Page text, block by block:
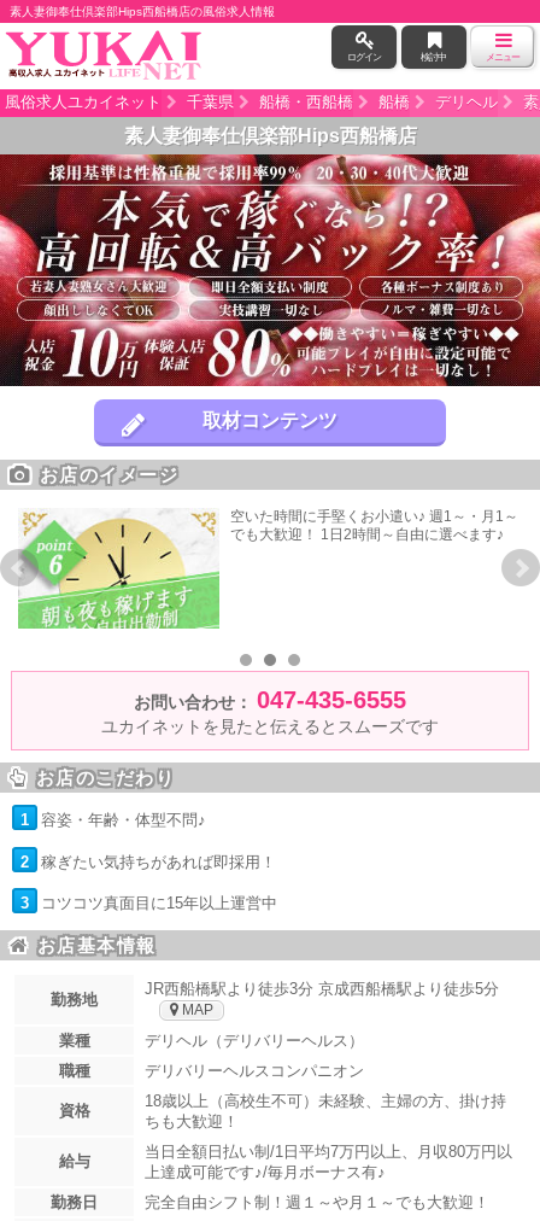
素人妻御奉仕倶楽部Hips西船橋店の風俗求人情報
ログイン 検討中 メニュー
風俗求人ユカイネット 千葉県 船橋・西船橋 船橋 デリヘル
素人妻御奉仕倶楽部Hips西船橋店
取材コンテンツ
お店のイメージ
空いた時間に手堅くお小遣い♪ 週1～・月1～
でも大歓迎！ 1日2時間～自由に選べます♪
お問い合わせ： 047-435-6555
ユカイネットを見たと伝えるとスムーズです
お店のこだわり
1 容姿・年齢・体型不問♪
2 稼ぎたい気持ちがあれば即採用！
3 コツコツ真面目に15年以上運営中
お店基本情報
勤務地
JR西船橋駅より徒歩3分 京成西船橋駅より徒歩5分
MAP
業種
デリヘル（デリバリーヘルス）
職種
デリバリーヘルスコンパニオン
資格
18歳以上（高校生不可）未経験、主婦の方、掛け持
ちも大歓迎！
給与
当日全額日払い制/1日平均7万円以上、月収80万円以
上達成可能です♪/毎月ボーナス有♪
勤務日
完全自由シフト制！週１～や月１～でも大歓迎！